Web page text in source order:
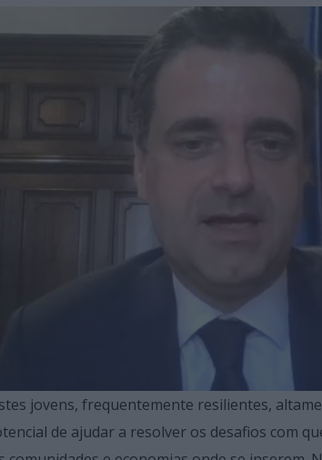
jovens, frequentemente resilientes,
de ajudar a resolver os desafios com